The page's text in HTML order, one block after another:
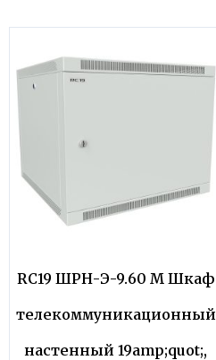
RC19 ШРН-Э-9.60 M Шкаф
телекоммуникационный
настенный 19amp;quot;,